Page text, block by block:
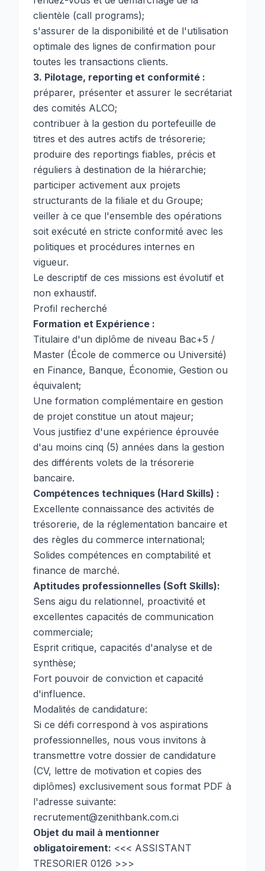
clientèle (call programs);
s'assurer de la disponibilité et de l'utilisation
optimale des lignes de confirmation pour
toutes les transactions clients.
3. Pilotage, reporting et conformité :
préparer, présenter et assurer le secrétariat
des comités ALCO;
contribuer à la gestion du portefeuille de
titres et des autres actifs de trésorerie;
produire des reportings fiables, précis et
réguliers à destination de la hiérarchie;
participer activement aux projets
structurants de la filiale et du Groupe;
veiller à ce que l'ensemble des opérations
soit exécuté en stricte conformité avec les
politiques et procédures internes en
vigueur.
Le descriptif de ces missions est évolutif et
non exhaustif.
Profil recherché
Formation et Expérience :
Titulaire d'un diplôme de niveau Bac+5 /
Master (École de commerce ou Université)
en Finance, Banque, Économie, Gestion ou
équivalent;
Une formation complémentaire en gestion
de projet constitue un atout majeur;
Vous justifiez d'une expérience éprouvée
d'au moins cinq (5) années dans la gestion
des différents volets de la trésorerie
bancaire.
Compétences techniques (Hard Skills) :
Excellente connaissance des activités de
trésorerie, de la réglementation bancaire et
des règles du commerce international;
Solides compétences en comptabilité et
finance de marché.
Aptitudes professionnelles (Soft Skills):
Sens aigu du relationnel, proactivité et
excellentes capacités de communication
commerciale;
Esprit critique, capacités d'analyse et de
synthèse;
Fort pouvoir de conviction et capacité
d'influence.
Modalités de candidature:
Si ce défi correspond à vos aspirations
professionnelles, nous vous invitons à
transmettre votre dossier de candidature
(CV, lettre de motivation et copies des
diplômes) exclusivement sous format PDF à
l'adresse suivante:
recrutement@zenithbank.com.ci
Objet du mail à mentionner
obligatoirement: <<< ASSISTANT
TRESORIER 0126 >>>